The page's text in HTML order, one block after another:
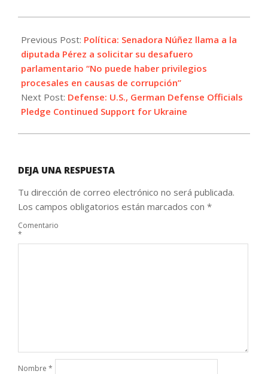
06-
29
Previous Post: Política: Senadora Núñez llama a la
diputada Pérez a solicitar su desafuero
parlamentario “No puede haber privilegios
procesales en causas de corrupción”
Next Post: Defense: U.S., German Defense Officials
Pledge Continued Support for Ukraine
DEJA UNA RESPUESTA
Tu dirección de correo electrónico no será publicada.
Los campos obligatorios están marcados con *
Comentario
*
Nombre *